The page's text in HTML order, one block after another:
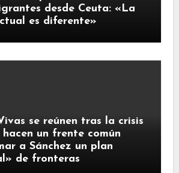
desde Ceuta: «La
es diferente»
se reúnen tras la crisis
un frente común
a Sánchez un plan
de fronteras